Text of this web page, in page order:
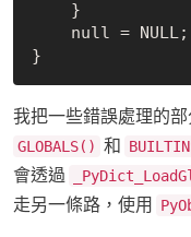
    null =
NULL;
我把一些錯誤處理的
GLOBALS() 和
會透過
走另一條路，使用